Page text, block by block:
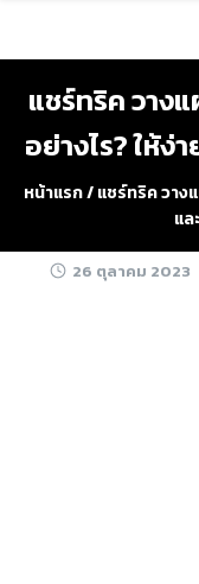
แชร์ทริค วาง
อย่างไร? ให้ง่
หน้าแรก/แชร์ทริค วาง
แ
26 ตุลาคม 2023